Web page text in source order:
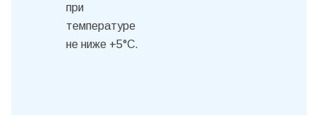
при
температуре
не ниже +5°С.